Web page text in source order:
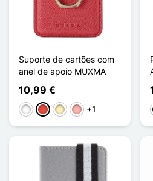
Suporte de cartões com
anel de apoio MUXMA
10,99 €
BrancoVermelho
OuroOuro rosa
+1